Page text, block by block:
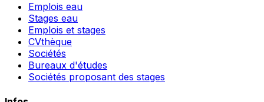
Emplois eau
Stages eau
Emplois et stages
CVthèque
Sociétés
Bureaux d'études
Sociétés proposant des stages